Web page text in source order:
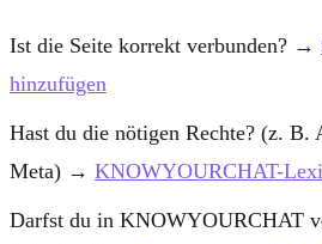
Ist die Seite korrekt verbunden? →
hinzufügen
Hast du die nötigen Rechte? (z. B.
Meta) → KNOWYOURCHAT-
Darfst du in KNOWYOURCHAT